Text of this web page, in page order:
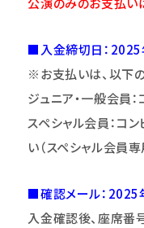
■入金締切日： 2025
※お支払いは、以下
ジュニア・一般会員
スペシャル会員：コ
い（スペシャル会員
■確認メール：2025
入金確認後、座席番